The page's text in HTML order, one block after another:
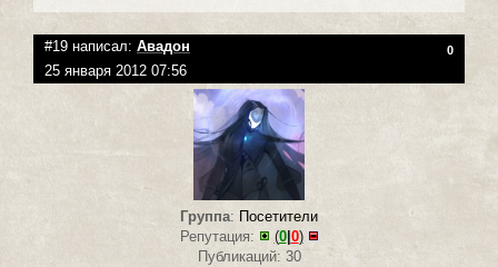
#19 написал: Авадон 0
25 января 2012 07:56
Группа: Посетители
Репутация:
(0| 0)
Публикаций: 30